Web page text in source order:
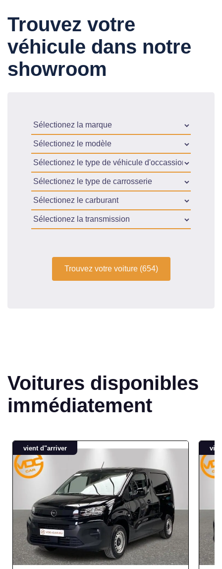
Trouvez votre
véhicule dans notre
showroom
Trouvez votre voiture (654)
Voitures disponibles
immédiatement
vient d"arriver